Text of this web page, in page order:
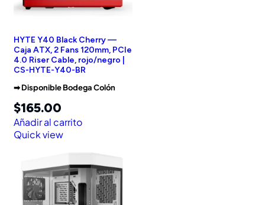
HYTE Y40 Black Cherry —
Caja ATX, 2 Fans 120mm, PCIe
4.0 Riser Cable, rojo/negro |
CS-HYTE-Y40-BR
➡︎ Disponible Bodega Colón
$165.00
Añadir al carrito
Quick view